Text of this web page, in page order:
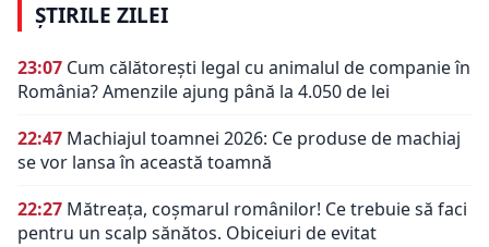
ȘTIRILE ZILEI
23:07 Cum călătorești legal cu animalul de companie în
România? Amenzile ajung până la 4.050 de lei
22:47 Machiajul toamnei 2026: Ce produse de machiaj
se vor lansa în această toamnă
22:27 Mătreața, coșmarul românilor! Ce trebuie să faci
pentru un scalp sănătos. Obiceiuri de evitat